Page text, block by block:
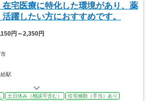
在宅医療に特化した環境があり、薬
躍したい方におすすめです。
円～2,350円
駅
土日休み（相談可含む）
住宅補助（手当）あり